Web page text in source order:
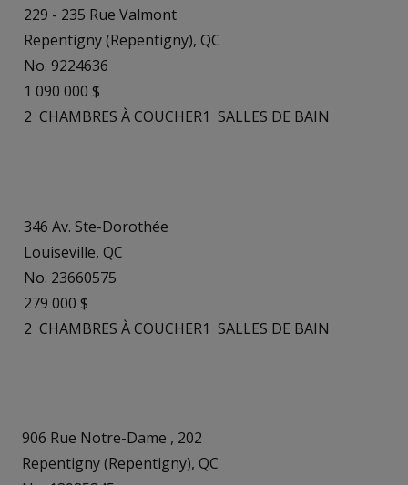
229 - 235 Rue Valmont
Repentigny (Repentigny), QC
No. 9224636
1 090 000 $
2 CHAMBRES À COUCHER1 SALLES DE BAIN
346 Av. Ste-Dorothée
Louiseville, QC
No. 23660575
279 000 $
2 CHAMBRES À COUCHER1 SALLES DE BAIN
906 Rue Notre-Dame , 202
Repentigny (Repentigny), QC